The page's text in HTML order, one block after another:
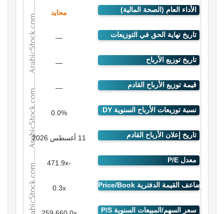
محايد
—
—
—
0.0%
11 أغسطس 2026
-471.9x
0.3x